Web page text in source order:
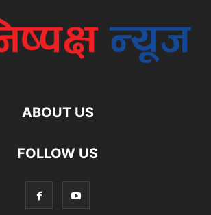
ABOUT US
FOLLOW US